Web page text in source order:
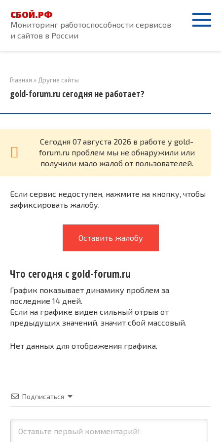
контенту
СБОЙ.РФ
Мониторинг работоспособности сервисов
и сайтов в России
Главная » Другие сайты
gold-forum.ru сегодня не работает?
Cегодня 07 августа 2026 в работе у gold-
forum.ru проблем мы не обнаружили или
получили мало жалоб от пользователей.
Если сервис недоступен, нажмите на кнопку, чтобы
зафиксировать жалобу.
Оставить жалобу
Что сегодня с gold-forum.ru
График показывает динамику проблем за
последние 14 дней.
Если на графике виден сильный отрыв от
предыдущих значений, значит сбой массовый.
Нет данных для отображения графика.
Подписаться